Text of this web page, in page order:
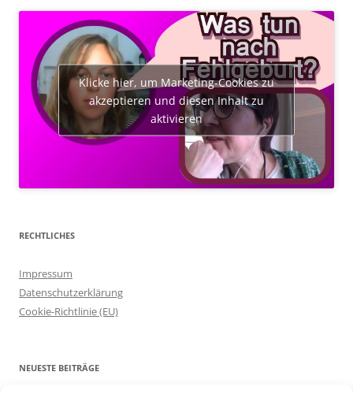
Klicke hier, um Marketing-Cookies zu
akzeptieren und diesen Inhalt zu
aktivieren
RECHTLICHES
Impressum
Datenschutzerklärung
Cookie-Richtlinie (EU)
NEUESTE BEITRÄGE